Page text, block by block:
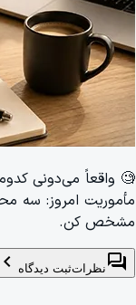
🧐 واقعاً می‌دونی
مأموریت امروز: سه
مشخص کن.
forum نظراتثبت دیدگاه chevron_left